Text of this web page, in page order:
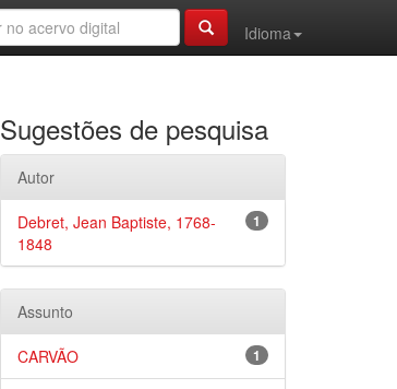
Idioma
Sugestões de pesquisa
Autor
1
Debret, Jean Baptiste, 1768-
1848
Assunto
1
CARVÃO